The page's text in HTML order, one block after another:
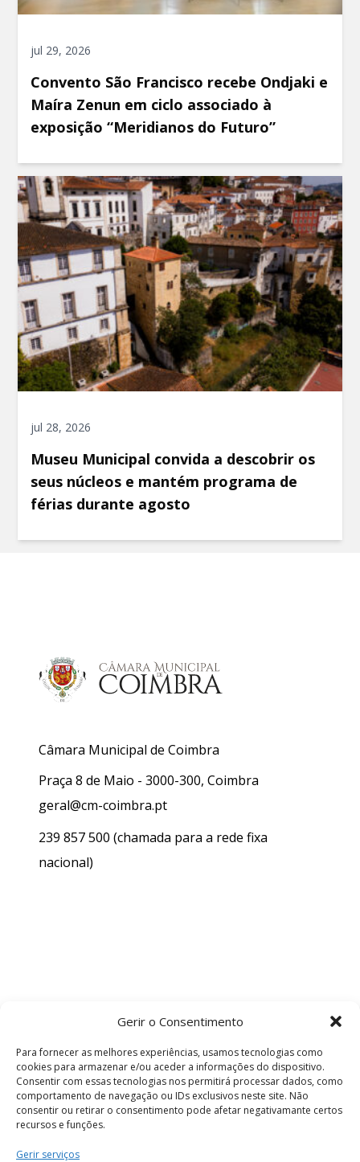
Gerir o Consentimento
Para fornecer as melhores experiências, usamos tecnologias como
cookies para armazenar e/ou aceder a informações do dispositivo.
Consentir com essas tecnologias nos permitirá processar dados, como
comportamento de navegação ou IDs exclusivos neste site. Não
consentir ou retirar o consentimento pode afetar negativamante certos
recursos e funções.
Gerir serviços
jul 29, 2026
Convento São Francisco recebe Ondjaki e
Maíra Zenun em ciclo associado à
exposição “Meridianos do Futuro”
jul 28, 2026
Museu Municipal convida a descobrir os
seus núcleos e mantém programa de
férias durante agosto
Câmara Municipal de Coimbra
Praça 8 de Maio - 3000-300, Coimbra
geral@cm-coimbra.pt
239 857 500 (chamada para a rede fixa
nacional)
Termos e Condições